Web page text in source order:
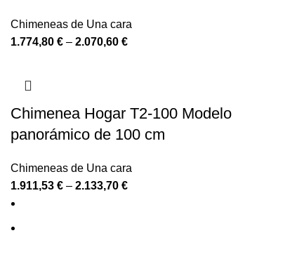
Chimeneas de Una cara
1.774,80 € – 2.070,60 €
Chimenea Hogar T2-100 Modelo
panorámico de 100 cm
Chimeneas de Una cara
1.911,53 € – 2.133,70 €